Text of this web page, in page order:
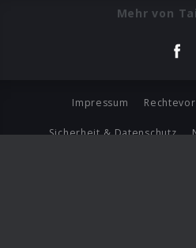
Mehr von
Impressum
Sicherheit & Datenschutz